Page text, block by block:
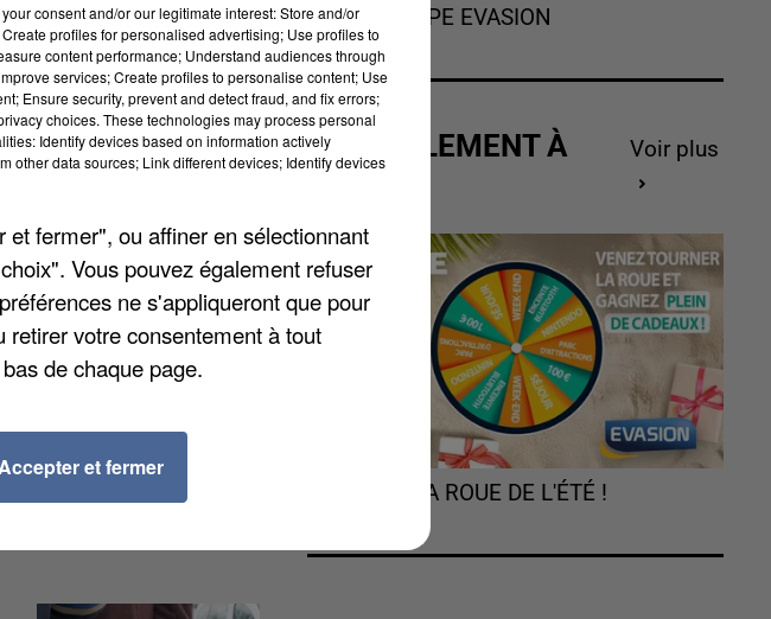
national du cinéma et
cinéma » en septembre
une toile dans le
Il y a pas moins de
d'habitants dans
L'HOROSCOPE EVASION
ACTUELLEMENT À
GAGNER
Voir plus
TOURNEZ LA ROUE DE L'ÉTÉ !
consent and/or our legitimate interest: Store and/or
profiles for personalised advertising; Use profiles to
content performance; Understand audiences through
services; Create profiles to personalise content; Use
Ensure security, prevent and detect fraud, and fix errors;
choices. These technologies may process personal
Identify devices based on information actively
other data sources; Link different devices; Identify devices
fermer", ou affiner en sélectionnant
Vous pouvez également refuser
ne s'appliqueront que pour
votre consentement à tout
de chaque page.
Accepter et fermer